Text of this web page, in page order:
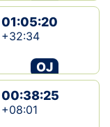
01:05:20
+32:34
OJ
00:38:25
+08:01